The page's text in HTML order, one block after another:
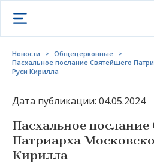
Открыть меню
Новости > Общецерковные >
Пасхальное послание Святейшего
Руси Кирилла
Дата публикации: 04.05.2024
Пасхальное
Патриарха
Кирилла